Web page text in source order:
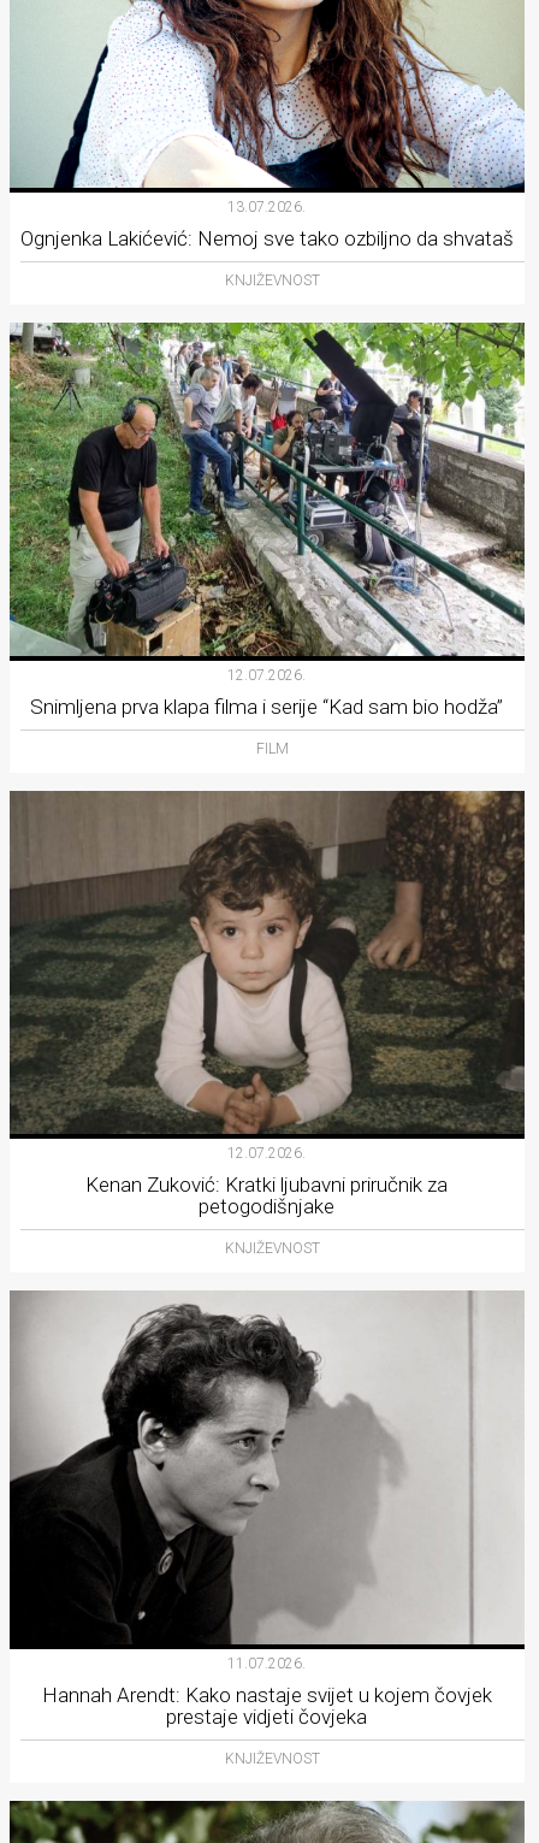
13.07.2026.
Ognjenka Lakićević: Nemoj sve tako ozbiljno da shvataš
KNJIŽEVNOST
12.07.2026.
Snimljena prva klapa filma i serije “Kad sam bio hodža”
FILM
12.07.2026.
Kenan Zuković: Kratki ljubavni priručnik za
petogodišnjake
KNJIŽEVNOST
11.07.2026.
Hannah Arendt: Kako nastaje svijet u kojem čovjek
prestaje vidjeti čovjeka
KNJIŽEVNOST